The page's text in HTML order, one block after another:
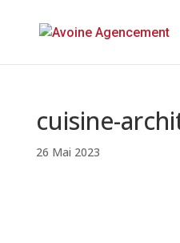
cuisine-
26 Mai 2023